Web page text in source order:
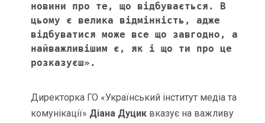
новини про те, що відбувається. В
цьому є велика відмінність, адже
відбуватися може все що завгодно, а
найважливішим є, як і що ти про це
розказуєш».
Директорка ГО «Український інститут медіа та
комунікації» Діана Дуцик вказує на важливу